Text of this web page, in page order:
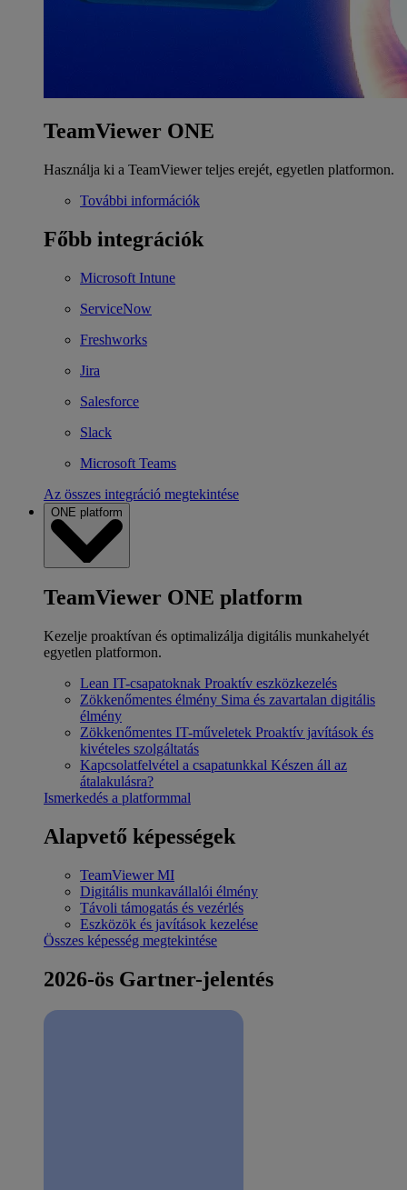
TeamViewer ONE
Használja ki a TeamViewer teljes erejét, egyetlen platformon.
További információk
Főbb integrációk
Microsoft Intune
ServiceNow
Freshworks
Jira
Salesforce
Slack
Microsoft Teams
Az összes integráció megtekintése
ONE platform
TeamViewer ONE platform
Kezelje proaktívan és optimalizálja digitális munkahelyét
egyetlen platformon.
Lean IT-csapatoknak Proaktív eszközkezelés
Zökkenőmentes élmény Sima és zavartalan digitális
élmény
Zökkenőmentes IT-műveletek Proaktív javítások és
kivételes szolgáltatás
Kapcsolatfelvétel a csapatunkkal Készen áll az
átalakulásra?
Ismerkedés a platformmal
Alapvető képességek
TeamViewer MI
Digitális munkavállalói élmény
Távoli támogatás és vezérlés
Eszközök és javítások kezelése
Összes képesség megtekintése
2026-ös Gartner-jelentés